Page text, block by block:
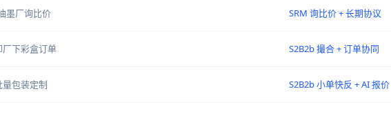
墨厂询比价 SRM 询比价 + 长期协议
下彩盒订单 S2B2b 撮合 + 订单协同
包装定制 S2B2b 小单快反 + AI 报价